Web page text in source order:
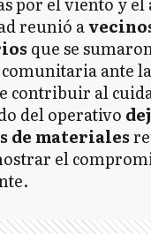
reunió a
que se
ante
contribuir al
del operativo
de materiales
el